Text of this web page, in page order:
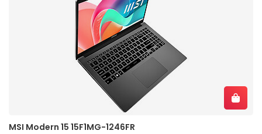
MSI Modern 15 15F1MG-1246FR